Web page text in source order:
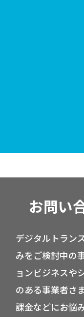
お問い
デジタルトラン
みをご検討中の
ョンビジネスや
のある事業者さ
課金などにお悩